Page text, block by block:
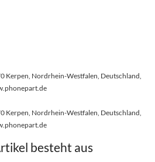
Kerpen, Nordrhein-Westfalen, Deutschland,
Kerpen, Nordrhein-Westfalen, Deutschland,
besteht aus